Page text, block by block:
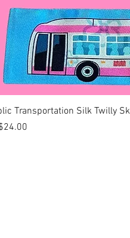
Transportation Silk Twilly